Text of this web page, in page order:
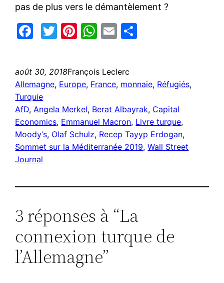
pas de plus vers le démantèlement ?
Facebook
Twitter
Pinterest
WhatsApp
Email
août 30, 2018François Leclerc
Allemagne, Europe, France, monnaie, Réfugiés
Turquie
AfD, Angela Merkel, Berat Albayrak, Capital
Economics, Emmanuel Macron, Livre turque
Moody’s, Olaf Schulz, Recep Tayyp Erdogan
Sommet sur la Méditerranée 2019, Wall Street
Journal
3 réponses à “La
connexion turque de
l’Allemagne”